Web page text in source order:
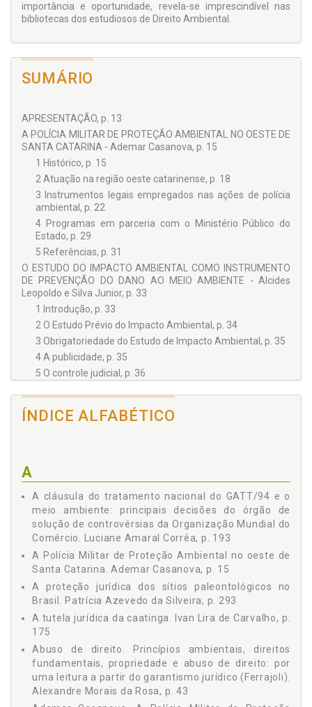
importância e oportunidade, revela-se imprescindível nas
bibliotecas dos estudiosos de Direito Ambiental.
SUMÁRIO
APRESENTAÇÃO, p. 13
A POLÍCIA MILITAR DE PROTEÇÃO AMBIENTAL NO OESTE DE
SANTA CATARINA - Ademar Casanova, p. 15
1 Histórico, p. 15
2 Atuação na região oeste catarinense, p. 18
3 Instrumentos legais empregados nas ações de polícia
ambiental, p. 22
4 Programas em parceria com o Ministério Público do
Estado, p. 29
5 Referências, p. 31
O ESTUDO DO IMPACTO AMBIENTAL COMO INSTRUMENTO
DE PREVENÇÃO DO DANO AO MEIO AMBIENTE - Alcides
Leopoldo e Silva Junior, p. 33
1 Introdução, p. 33
2 O Estudo Prévio do Impacto Ambiental, p. 34
3 Obrigatoriedade do Estudo de Impacto Ambiental, p. 35
4 A publicidade, p. 35
5 O controle judicial, p. 36
7 Estudo de Impacto Ambiental a posteriori, p. 37
8 Conclusões, p. 41
PROPRIEDADE E ABUSO DE DIREITO: POR UMA LEITURA A
PARTIR DO GARANTISMO JURÍDICO (FERRAJOLI) - Alexandre
Morais da Rosa, p. 43
1 Introdução, p. 43
2 Garantismo Jurídico, Constituição e Direitos
Fundamentais, p. 43
3 Norma Jurídica: regra + princípio e oxigenação
constitucional, p. 45
seus princípios, p. 48
5 O abuso de direito e os limites da propriedade privada, p.
49
6 Considerações Finais, p. 51
7 Referências, p. 51
ATIVISMO JUDICIAL EM MATÉRIA AMBIENTAL - Anderson
Furlan Freire da Silva, p. 53
1 Introdução, p. 53
ÍNDICE ALFABÉTICO
A
A cláusula do tratamento nacional do GATT/94 e o
meio ambiente: principais decisões do órgão de
solução de controvérsias da Organização Mundial do
Comércio. Luciane Amaral Corrêa, p. 193
A Polícia Militar de Proteção Ambiental no oeste de
Santa Catarina. Ademar Casanova, p. 15
A proteção jurídica dos sítios paleontológicos no
Brasil. Patrícia Azevedo da Silveira, p. 293
A tutela jurídica da caatinga. Ivan Lira de Carvalho, p.
175
Abuso de direito. Princípios ambientais, direitos
fundamentais, propriedade e abuso de direito: por
uma leitura a partir do garantismo jurídico (Ferrajoli).
Alexandre Morais da Rosa, p. 43